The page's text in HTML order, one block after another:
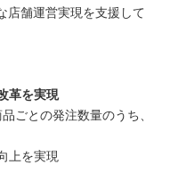
店舗運営実現を支援して
革を実現
ごとの発注数量のうち、
上を実現